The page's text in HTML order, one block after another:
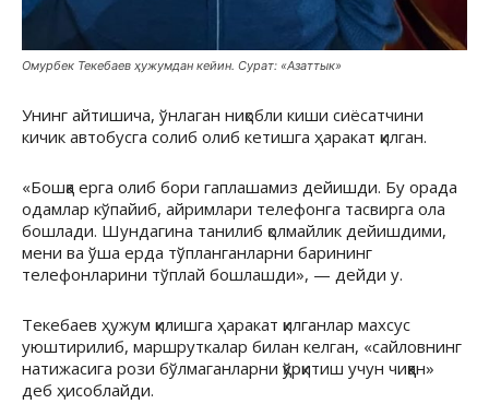
Омурбек Текебаев ҳужумдан кейин. Сурат: «Азаттык»
Унинг айтишича, ўнлаган ниқобли киши сиёсатчини
кичик автобусга солиб олиб кетишга ҳаракат қилган.
«Бошқа ерга олиб бори гаплашамиз дейишди. Бу орада
одамлар кўпайиб, айримлари телефонга тасвирга ола
бошлади. Шундагина танилиб қолмайлик дейишдими,
мени ва ўша ерда тўпланганларни барининг
телефонларини тўплай бошлашди», — дейди у.
Текебаев ҳужум қилишга ҳаракат қилганлар махсус
уюштирилиб, маршруткалар билан келган, «сайловнинг
натижасига рози бўлмаганларни қўрқитиш учун чиққан»
деб ҳисоблайди.